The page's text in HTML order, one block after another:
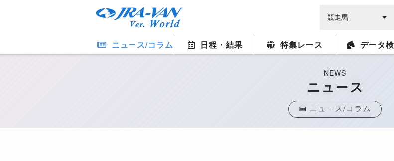
ニュース/コラム 日程・結果 特集レース データ
NEWS
ニュース
ニュース/コラム